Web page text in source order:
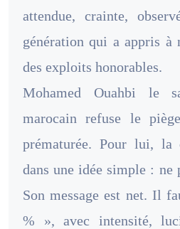
attendue, crainte,
génération qui a appris à
des exploits honorables.
Mohamed Ouahbi le
marocain refuse le
prématurée. Pour lui,
dans une idée simple : ne
Son message est net. Il
% », avec intensité,